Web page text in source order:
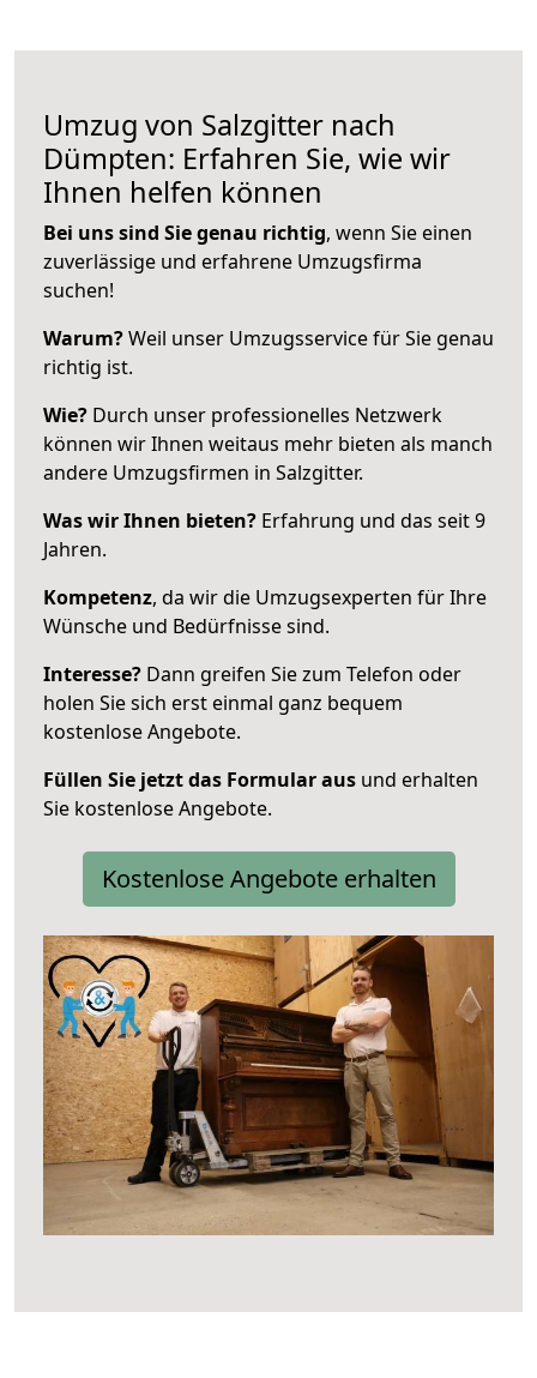
Umzug von Salzgitter nach
Dümpten: Erfahren Sie, wie wir
Ihnen helfen können
Bei uns sind Sie genau richtig, wenn Sie einen
zuverlässige und erfahrene Umzugsfirma
suchen!
Warum?Weil unser Umzugsservice für Sie genau
richtig ist.
Wie? Durch unser professionelles Netzwerk
können wir Ihnen weitaus mehr bieten als manch
andere Umzugsfirmen in Salzgitter.
Was wir Ihnen bieten? Erfahrung und das seit 9
Jahren.
Kompetenz, da wir die Umzugsexperten für Ihre
Wünsche und Bedürfnisse sind.
Interesse? Dann greifen Sie zum Telefon oder
holen Sie sich erst einmal ganz bequem
kostenlose Angebote.
Füllen Sie jetzt das Formular aus und erhalten
Sie kostenlose Angebote.
Kostenlose Angebote erhalten